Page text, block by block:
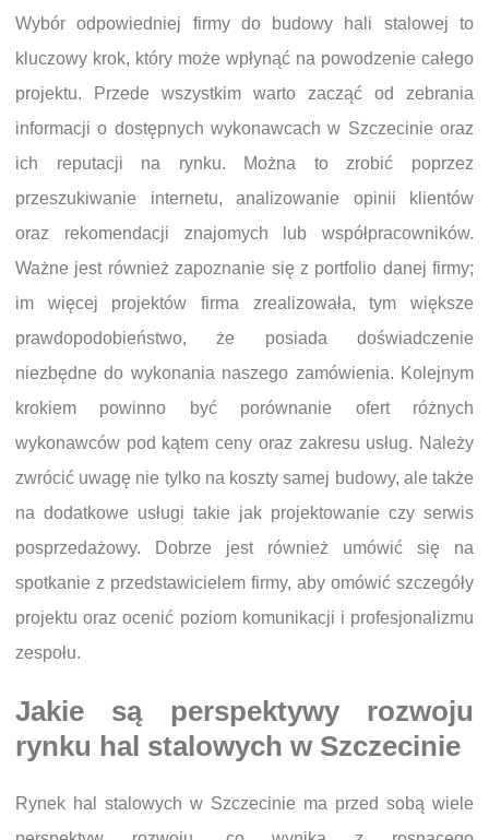
Wybór odpowiedniej firmy do budowy hali stalowej to
kluczowy krok, który może wpłynąć na powodzenie całego
projektu. Przede wszystkim warto zacząć od zebrania
informacji o dostępnych wykonawcach w Szczecinie oraz
ich reputacji na rynku. Można to zrobić poprzez
przeszukiwanie internetu, analizowanie opinii klientów
oraz rekomendacji znajomych lub współpracowników.
Ważne jest również zapoznanie się z portfolio danej firmy;
im więcej projektów firma zrealizowała, tym większe
prawdopodobieństwo, że posiada doświadczenie
niezbędne do wykonania naszego zamówienia. Kolejnym
krokiem powinno być porównanie ofert różnych
wykonawców pod kątem ceny oraz zakresu usług. Należy
zwrócić uwagę nie tylko na koszty samej budowy, ale także
na dodatkowe usługi takie jak projektowanie czy serwis
posprzedażowy. Dobrze jest również umówić się na
spotkanie z przedstawicielem firmy, aby omówić szczegóły
projektu oraz ocenić poziom komunikacji i profesjonalizmu
zespołu.
Jakie są perspektywy rozwoju
rynku hal stalowych w Szczecinie
Rynek hal stalowych w Szczecinie ma przed sobą wiele